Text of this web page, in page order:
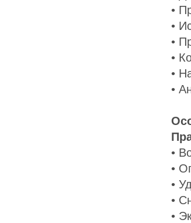
•
•
•
•
•
•
•
•
•
•
•